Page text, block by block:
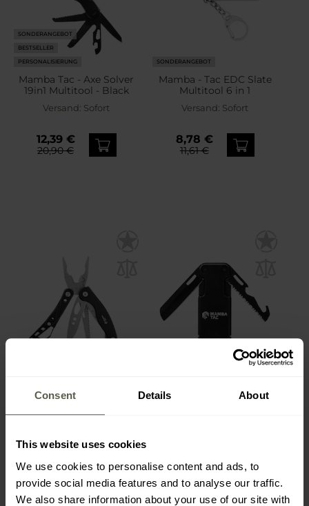
Consent Details About
This website uses cookies
We use cookies to personalise content and ads, to
provide social media features and to analyse our traffic.
We also share information about your use of our site with
SONDERANGEBOT
BESTSELLER
PERSONALISIERUNG
Mamba Tac - Axe Solver
19in1 Multitool - Black
Versand: Sofort
12,39 €
20,90 €
SONDERANGEBOT
Mamba - Tac EDC Slate
Multitool 6 in 1
Versand: Sofort
8,78 €
11,61 €
Mamba Tac - Smart
Multitool 11in1 - Black
Versand:Sofort
13,19 €
Mamba - Tac Ambi
Multitool 14 in 1 - Black
23,23 €